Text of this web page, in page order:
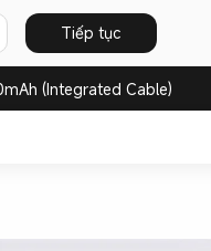
Tiếp tục
(Integrated Cable)